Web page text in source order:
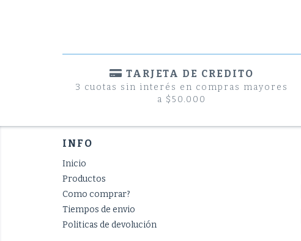
TARJETA DE CREDITO
3 cuotas sin interés en compras mayores
a $50.000
INFO
Inicio
Productos
Como comprar?
Tiempos de envio
Politicas de devolución